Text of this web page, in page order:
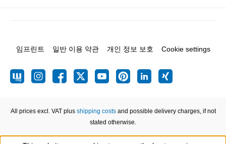
임프린트 일반 이용 약관 개인 정보 보호 Cookie settings
All prices excl. VAT plus shipping costsand possible delivery charges, if not
stated otherwise.